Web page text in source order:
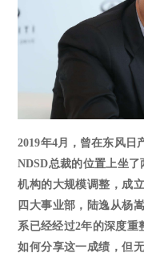
2019年4月，曾在东风日
NDSD总裁的位置上坐了
机构的大规模调整，成
四大事业部，陆逸从杨
系已经经过2年的深度重
如何分享这一成绩，但